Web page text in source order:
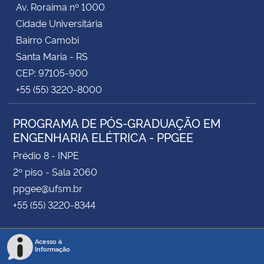
Secretaria-Geral
Secretaria de Governo
Gabinete de Segurança Institucional
Advocacia-Geral da União
Banco Central do Brasil
Av. Roraima nº 1000
Cidade Universitária
Bairro Camobi
Santa Maria - RS
CEP: 97105-900
+55 (55) 3220-8000
PROGRAMA DE PÓS-GRADUAÇÃO EM
ENGENHARIA ELÉTRICA - PPGEE
Prédio 8 - INPE
2º piso - Sala 2060
ppgee@ufsm.br
+55 (55) 3220-8344
Acesso à
Informação